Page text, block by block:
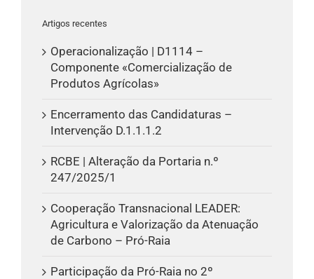
Artigos recentes
Operacionalização | D1114 –
Componente «Comercialização de
Produtos Agrícolas»
Encerramento das Candidaturas –
Intervenção D.1.1.1.2
RCBE | Alteração da Portaria n.º
247/2025/1
Cooperação Transnacional LEADER:
Agricultura e Valorização da Atenuação
de Carbono – Pró-Raia
Participação da Pró-Raia no 2º